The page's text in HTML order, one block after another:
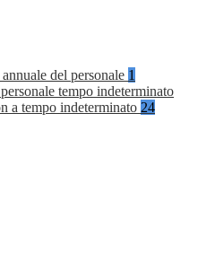
del personale 1
tempo indeterminato
a tempo indeterminato 24